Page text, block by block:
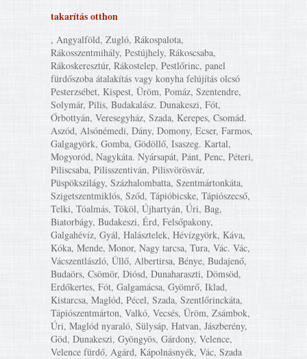
takarítás otthon
, Angyalföld, Zugló, Rákospalota,
Rákosszentmihály, Pestújhely, Rákoscsaba,
Rákoskeresztúr, Rákostelep, Pestlőrinc, panel
fürdőszoba átalakítás vagy konyha felújítás olcsó
Pesterzsébet, Kispest, Üröm, Pomáz, Szentendre,
Solymár, Pilis, Budakalász. Dunakeszi, Fót,
Őrbottyán, Veresegyház, Szada, Kerepes, Csomád.
Aszód, Alsónémedi, Dány, Domony, Ecser, Farmos,
Galgagyörk, Gomba, Gödöllő, Isaszeg. Kartal,
Mogyoród, Nagykáta. Nyársapát, Pánt, Penc, Péteri,
Piliscsaba, Pilisszentiván, Pilisvörösvár,
Püspökszilágy, Százhalombatta, Szentmártonkáta,
Szigetszentmiklós, Sződ, Tápióbicske, Tápiószecső,
Telki, Tóalmás, Tököl, Újhartyán, Úri, Bag,
Biatorbágy, Budakeszi, Érd, Felsőpakony,
Galgahévíz, Gyál, Halásztelek, Hévízgyörk, Káva,
Kóka, Mende, Monor, Nagy tarcsa, Tura, Vác. Vác,
Vácszentlászló, Üllő, Albertirsa, Bénye, Budajenő,
Budaörs, Csömör, Diósd, Dunaharaszti, Dömsöd,
Erdőkertes, Fót, Galgamácsa, Gyömrő, Iklad,
Kistarcsa, Maglód, Pécel, Szada, Szentlőrinckáta,
Tápiószentmárton, Valkó, Vecsés, Üröm, Zsámbok,
Úri, Maglód nyaraló, Sülysáp, Hatvan, Jászberény,
Göd, Dunakeszi, Gyöngyös, Gárdony, Velence,
Velence fürdő, Agárd, Kápolnásnyék, Vác, Szada